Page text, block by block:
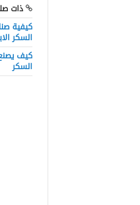
ذات
كيفية
السكر
كيف
السكر